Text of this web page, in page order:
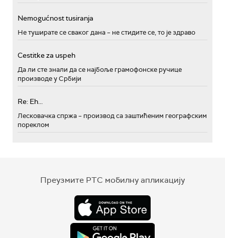
Nemogućnost tusiranja
Не туширате се сваког дана – не стидите се, то је здраво
Cestitke za uspeh
Да ли сте знали да се најбоље грамофонске ручице
производе у Србији
Re: Eh...
Лесковачка спржа – производ са заштићеним географским
пореклом
Преузмите РТС мобилну апликацију